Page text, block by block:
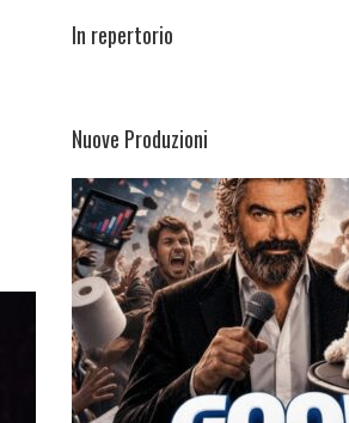
In repertorio
Nuove Produzioni